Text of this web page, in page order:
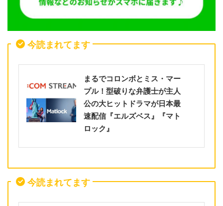
今読まれてます
まるでコロンボとミス・マー
プル！型破りな弁護士が主人
公の大ヒットドラマが日本最
速配信『エルズベス』『マト
ロック』
今読まれてます